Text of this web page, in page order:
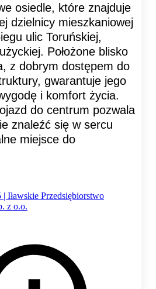
osiedle, które znajduje
dzielnicy mieszkaniowej
ulic Toruńskiej,
Położone blisko
z dobrym dostępem do
gwarantuje jego
i komfort życia.
do centrum pozwala
znaleźć się w sercu
miejsce do
Iławskie Przedsiębiorstwo
z o.o.